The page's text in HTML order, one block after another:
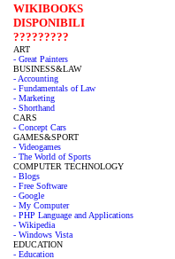
WIKIBOOKS
DISPONIBILI
?????????
ART
- Great Painters
BUSINESS&LAW
- Accounting
- Fundamentals of Law
- Marketing
- Shorthand
CARS
- Concept Cars
GAMES&SPORT
- Videogames
- The World of Sports
COMPUTER TECHNOLOGY
- Blogs
- Free Software
- Google
- My Computer
- PHP Language and Applications
- Wikipedia
- Windows Vista
EDUCATION
- Education